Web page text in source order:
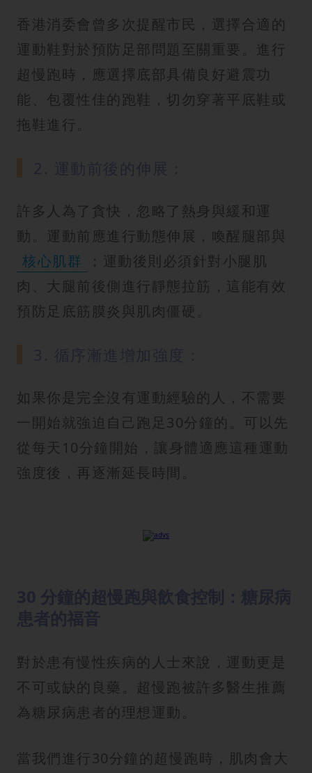
香港消委會曾多次提醒市民，選擇合適的
運動鞋對於預防足部問題至關重要。進行
超慢跑時，應選擇底部具備良好避震功
能、包覆性佳的跑鞋，切勿穿著平底鞋或
拖鞋進行。
許多人為了貪快，忽略了熱身與緩和運
動。運動前應進行動態伸展，喚醒腿部與
核心肌群
；運動後則必須針對小腿肌
肉、大腿前後側進行靜態拉筋，這能有效
預防足底筋膜炎與肌肉僵硬。
如果你是完全沒有運動經驗的人，不需要
一開始就強迫自己跑足30分鐘的。可以先
從每天10分鐘開始，讓身體適應這種運動
強度後，再逐漸延長時間。
對於患有慢性疾病的人士來說，運動更是
不可或缺的良藥。超慢跑被許多醫生推薦
為糖尿病患者的理想運動。
當我們進行30分鐘的超慢跑時，肌肉會大